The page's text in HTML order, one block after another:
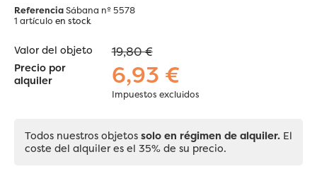
ReferenciaSábana nº 5578
1 artículo en stock
Valor del objeto 19,80 €
Precio por
alquiler
6,93 €
Impuestos excluidos
Todos nuestros objetos solo en régimen de alquiler. El
coste del alquiler es el 35% de su precio.